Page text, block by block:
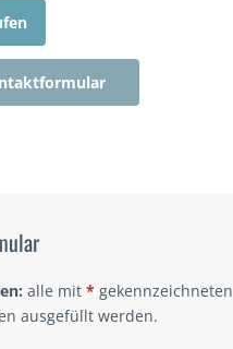
alle mit* gekennzeichneten
ausgefüllt werden.